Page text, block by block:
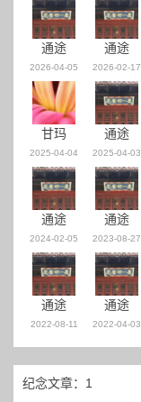
通途
2026-04-05
通途
2026-02-17
甘玛
2025-04-04
通途
2025-04-03
通途
2024-02-05
通途
2023-08-27
通途
2022-08-11
通途
2022-04-03
纪念文章：1